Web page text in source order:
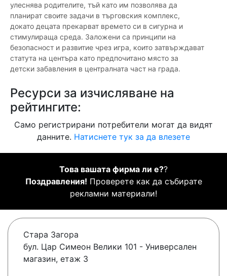
улеснява родителите, тъй като им позволява да
планират своите задачи в търговския комплекс,
докато децата прекарват времето си в сигурна и
стимулираща среда. Заложени са принципи на
безопасност и развитие чрез игра, които затвърждават
статута на центъра като предпочитано място за
детски забавления в централната част на града.
Ресурси за изчисляване на
рейтингите:
Само регистрирани потребители могат да видят
данните. Натиснете тук за да влезете
Това вашата фирма ли е??
Поздравления! Проверете как да събирате
рекламни материали!
Стара Загора
бул. Цар Симеон Велики 101 - Универсален
магазин, етаж 3